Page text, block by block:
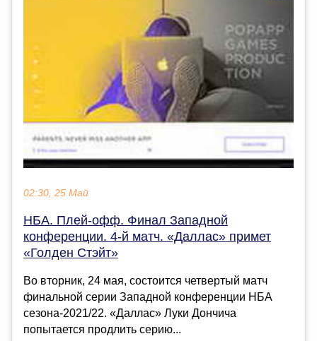
02:30, 25 Май
НБА. Плей-офф. Финал Западной
конференции. 4-й матч. «Даллас» примет
«Голден Стэйт»
Во вторник, 24 мая, состоится четвертый матч
финальной серии Западной конференции НБА
сезона-2021/22. «Даллас» Луки Дончича
попытается продлить серию...